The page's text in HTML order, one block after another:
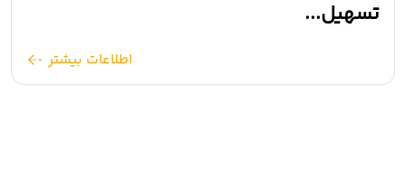
تسهیل...
اطلاعات بیشتر